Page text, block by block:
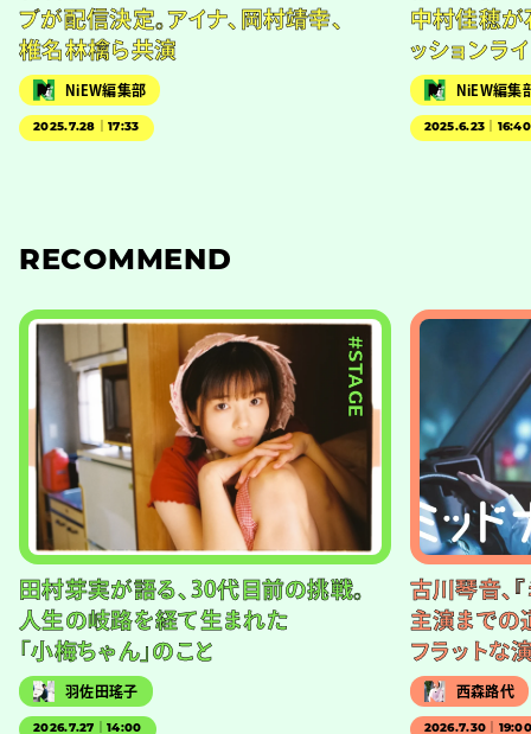
ブが配信決定。アイナ、岡村靖幸、
椎名林檎ら共演
NiEW編集部
2025.7.28｜17:33
中村佳穂が
ッションラ
NiEW編集
2025.6.23｜16:40
RECOMMEND
#STAGE
田村芽実が語る、30代目前の挑戦。
人生の岐路を経て生まれた
「小梅ちゃん」のこと
羽佐田瑤子
2026.7.27｜14:00
古川琴音、
主演までの
フラットな
西森路代
2026.7.30｜